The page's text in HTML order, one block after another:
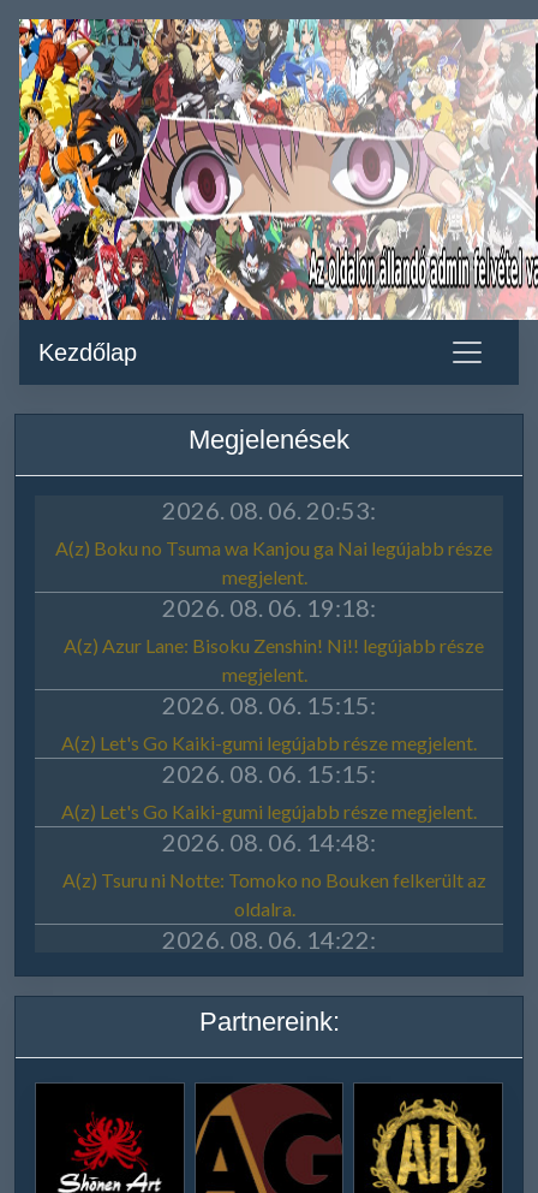
Kezdőlap
Megjelenések
Partnereink: